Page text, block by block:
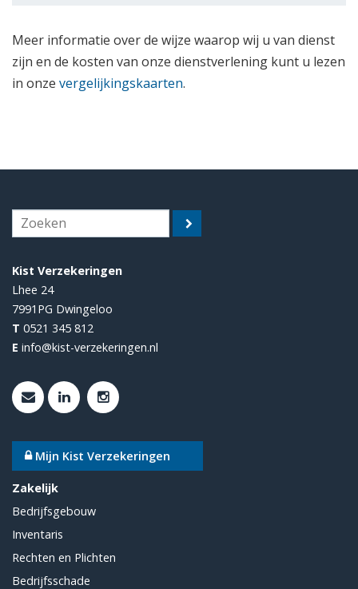
Meer informatie over de wijze waarop wij u van dienst
zijn en de kosten van onze dienstverlening kunt u lezen
in onze vergelijkingskaarten.
Kist Verzekeringen
Lhee 24
7991PG Dwingeloo
T 0521 345 812
E info@kist-verzekeringen.nl
Mijn Kist Verzekeringen
Zakelijk
Bedrijfsgebouw
Inventaris
Rechten en Plichten
Bedrijfsschade